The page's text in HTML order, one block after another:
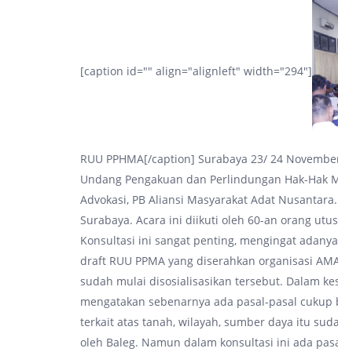
[caption id="" align="alignleft" width="294"]
RUU PPHMA[/caption] Surabaya 23/ 24
Undang Pengakuan dan Perlindungan Hak-Hak
Advokasi, PB Aliansi Masyarakat Adat
Surabaya. Acara ini diikuti oleh 60-an orang
Konsultasi ini sangat penting, mengingat
draft RUU PPMA yang diserahkan organisasi
sudah mulai disosialisasikan tersebut. Dalam
mengatakan sebenarnya ada pasal-pasal
terkait atas tanah, wilayah, sumber daya itu
oleh Baleg. Namun dalam konsultasi ini ada